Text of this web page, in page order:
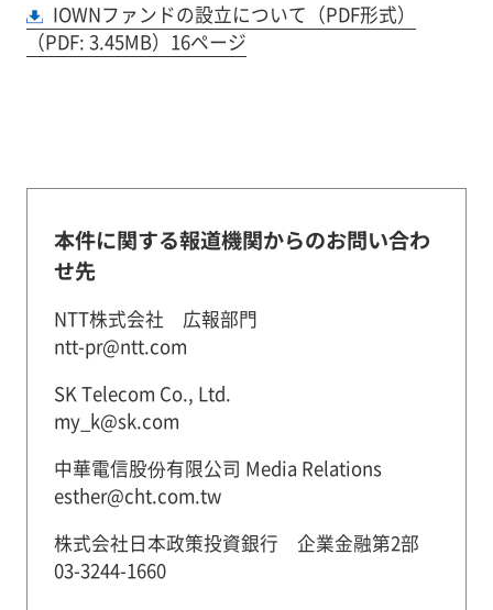
IOWNファンドの設立について（PDF形式）
（PDF: 3.45MB）16ページ
本件に関する報道機関からのお問い合わ
せ先
NTT株式会社 広報部門
ntt-pr@ntt.com
SK Telecom Co., Ltd.
my_k@sk.com
中華電信股份有限公司 Media Relations
esther@cht.com.tw
株式会社日本政策投資銀行 企業金融第2部
03-3244-1660